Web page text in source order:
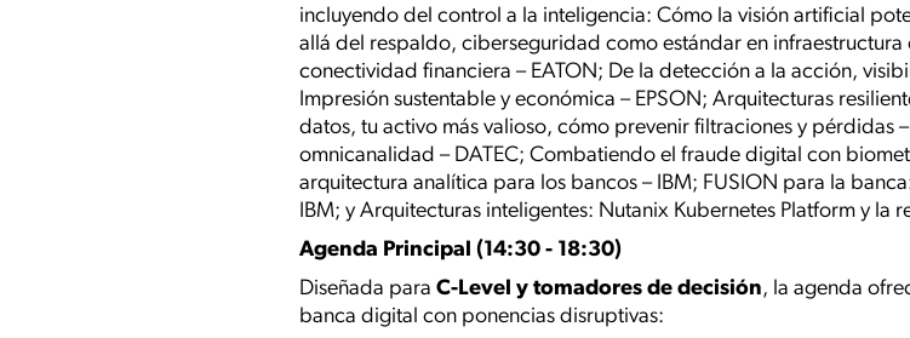
incluyendo del control a la inteligencia: Cómo la visión artificial
allá del respaldo, ciberseguridad como estándar en infraestructura
conectividad financiera – EATON; De la detección a la acción,
Impresión sustentable y económica – EPSON; Arquitecturas
datos, tu activo más valioso, cómo prevenir filtraciones y pérdidas
omnicanalidad – DATEC; Combatiendo el fraude digital con
arquitectura analítica para los bancos – IBM; FUSION para la
IBM; y Arquitecturas inteligentes: Nutanix Kubernetes Platform y la
Agenda Principal (14:30 - 18:30)
Diseñada para C-Level y tomadores de decisión, la agenda
banca digital con ponencias disruptivas: